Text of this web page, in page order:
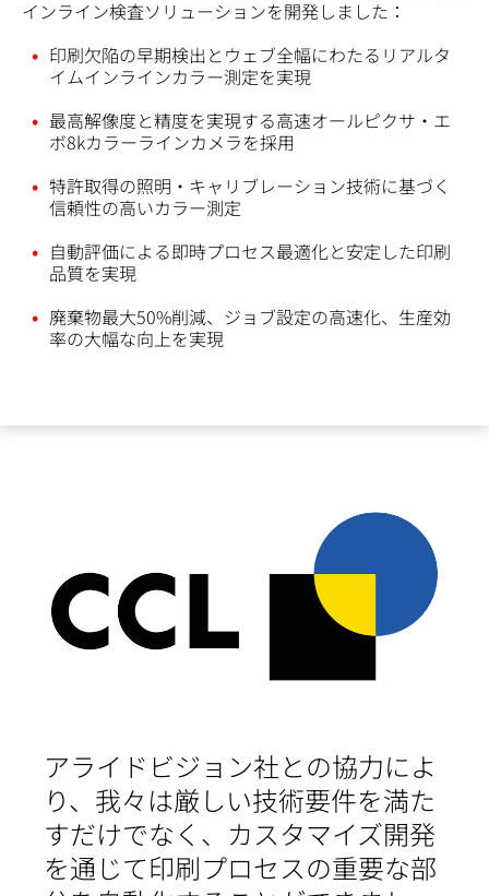
インライン検査ソリューションを開発しました：
印刷欠陥の早期検出とウェブ全幅にわたるリアルタ
イムインラインカラー測定を実現
最高解像度と精度を実現する高速オールピクサ・エ
ボ8kカラーラインカメラを採用
特許取得の照明・キャリブレーション技術に基づく
信頼性の高いカラー測定
自動評価による即時プロセス最適化と安定した印刷
品質を実現
廃棄物最大50%削減、ジョブ設定の高速化、生産効
率の大幅な向上を実現
アライドビジョン社との協力によ
り、我々は厳しい技術要件を満た
すだけでなく、カスタマイズ開発
を通じて印刷プロセスの重要な部